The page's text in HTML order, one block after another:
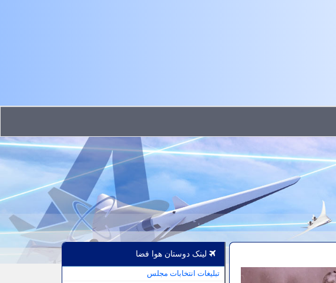
لینک دوستان هوا فضا
تبلیغات انتخابات مجلس